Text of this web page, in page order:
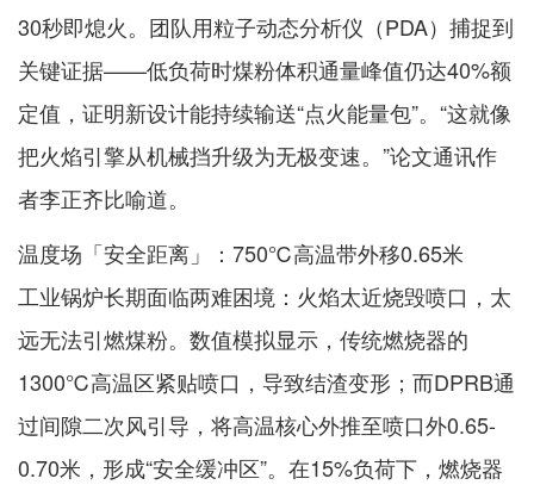
30秒即熄火。团队用粒子动态分析仪（PDA）捕捉到
关键证据——低负荷时煤粉体积通量峰值仍达40%额
定值，证明新设计能持续输送“点火能量包”。“这就像
把火焰引擎从机械挡升级为无极变速。”论文通讯作
者李正齐比喻道。
温度场「安全距离」：750℃高温带外移0.65米
工业锅炉长期面临两难困境：火焰太近烧毁喷口，太
远无法引燃煤粉。数值模拟显示，传统燃烧器的
1300℃高温区紧贴喷口，导致结渣变形；而DPRB通
过间隙二次风引导，将高温核心外推至喷口外0.65-
0.70米，形成“安全缓冲区”。在15%负荷下，燃烧器